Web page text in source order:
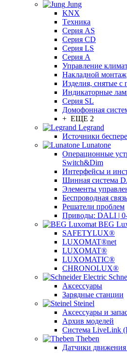
Jung
KNX
Tехника
Серия AS
Серия CD
Серия LS
Серия A
Управление
Накладной монтаж
Изделия, снятые с
Индикаторные
Серия SL
Домофонная
+ ЕЩЕ 2
Legrand
Источники
Lunatone
Операционные
Switch&Dim
Интерфейсы и
Шинная система
Элементы
Беспроводная
Решатели проблем
Приводы: DALI |
BEG
SAFETYLUX®
LUXOMAT®net
LUXOMAT®
LUXOMATIC®
CHRONOLUX®
Аксессуары
Зарядные станции
Steinel
Аксессуары и
Архив моделей
Система LiveLink
Theben
Датчики